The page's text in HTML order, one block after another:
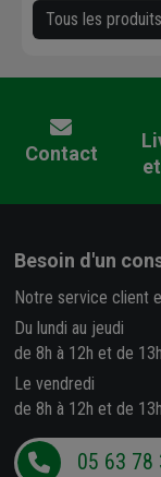
Tous les
Contact
Besoin d'un
Notre service client
Du lundi au jeudi
de 8h à 12h et de
Le vendredi
de 8h à 12h et de
05 63 78